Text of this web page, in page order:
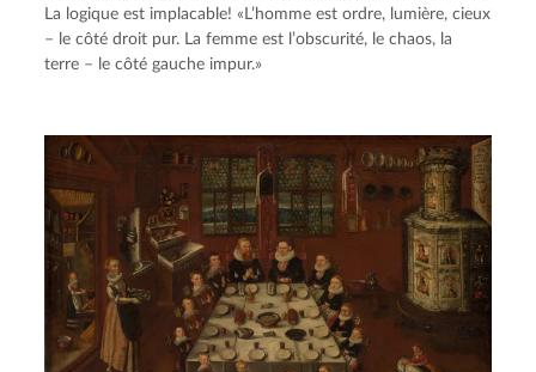
La logique est implacable! «L’homme est ordre, lumière, cieux
– le côté droit pur. La femme est l’obscurité, le chaos, la
terre – le côté gauche impur.»